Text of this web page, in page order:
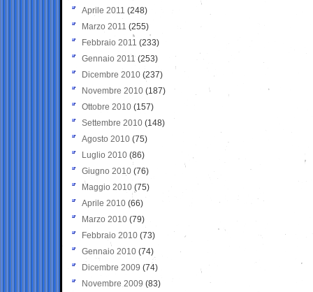
Aprile 2011 (248)
Marzo 2011 (255)
Febbraio 2011 (233)
Gennaio 2011 (253)
Dicembre 2010 (237)
Novembre 2010 (187)
Ottobre 2010 (157)
Settembre 2010 (148)
Agosto 2010 (75)
Luglio 2010 (86)
Giugno 2010 (76)
Maggio 2010 (75)
Aprile 2010 (66)
Marzo 2010 (79)
Febbraio 2010 (73)
Gennaio 2010 (74)
Dicembre 2009 (74)
Novembre 2009 (83)